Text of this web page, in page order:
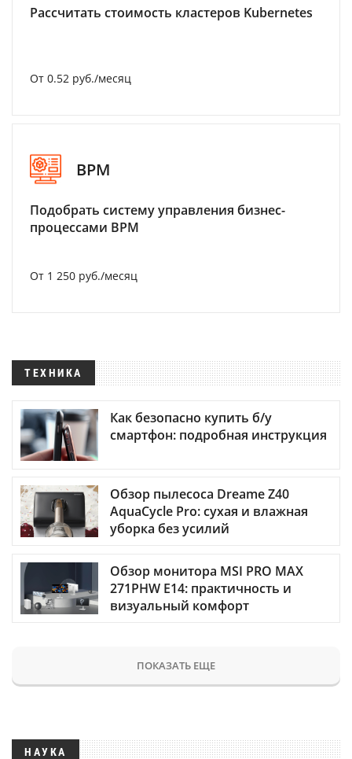
Рассчитать стоимость кластеров Kubernetes
От 0.52 руб./месяц
BPM
Подобрать систему управления бизнес-
процессами BPM
От 1 250 руб./месяц
ТЕХНИКА
Как безопасно купить б/у
смартфон: подробная инструкция
Обзор пылесоса Dreame Z40
AquaCycle Pro: сухая и влажная
уборка без усилий
Обзор монитора MSI PRO MAX
271PHW E14: практичность и
визуальный комфорт
ПОКАЗАТЬ ЕЩЕ
НАУКА